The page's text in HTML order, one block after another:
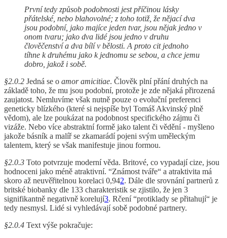
První tedy způsob podobnosti jest příčinou lásky
přátelské, nebo blahovolné; z toho totiž, že nějací dva
jsou podobní, jako majíce jeden tvar, jsou nějak jedno v
onom tvaru; jako dva lidé jsou jedno v druhu
člověčenství a dva bílí v bělosti. A proto cit jednoho
tíhne k druhému jako k jednomu se sebou, a chce jemu
dobro, jakož i sobě.
§2.0.2 Jedná se o amor amicitiae. Člověk plní přání druhých na
základě toho, že mu jsou podobní, protože je zde nějaká přirozená
zaujatost. Nemluvíme však nutně pouze o evoluční preferenci
geneticky blízkého (které si nejspíše byl Tomáš Akvinský plně
vědom), ale lze poukázat na podobnost specifického zájmu či
vizáže. Nebo více abstraktní formě jako talent či vědění - myšleno
jakože básník a malíř se zkamarádí pojeni svým uměleckým
talentem, který se však manifestuje jinou formou.
§2.0.3 Toto potvrzuje moderní věda. Britové, co vypadají cize, jsou
hodnoceni jako méně atraktivní. “Známost tváře“ a atraktivita má
skoro až neuvěřitelnou korelaci 0,942. Dále dle srovnání partnerů z
britské biobanky dle 133 charakteristik se zjistilo, že jen 3
signifikantně negativně korelují3. Rčení “protiklady se přitahují“ je
tedy nesmysl. Lidé si vyhledávají sobě podobné partnery.
§2.0.4 Text výše pokračuje: